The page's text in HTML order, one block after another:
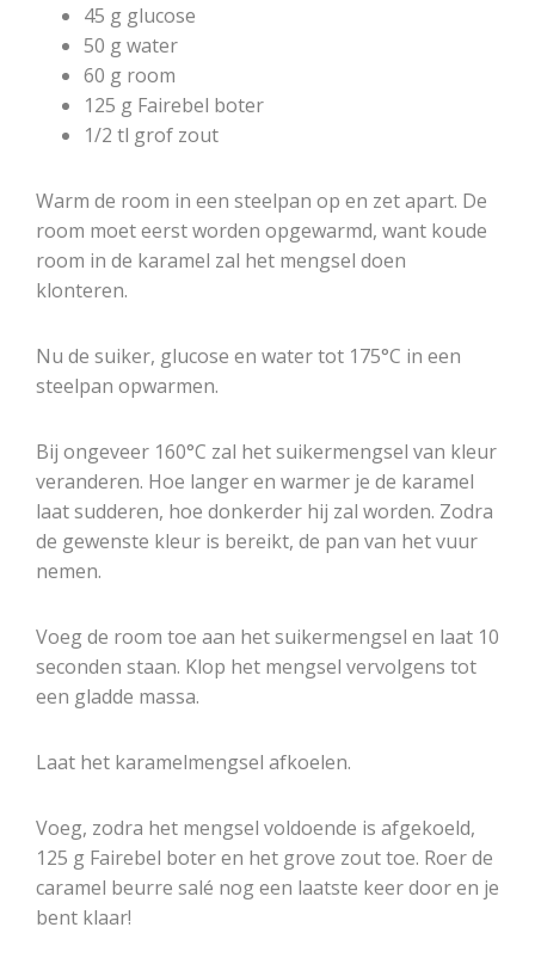
45 g glucose
50 g water
60 g room
125 g Fairebel boter
1/2 tl grof zout
Warm de room in een steelpan op en zet apart. De
room moet eerst worden opgewarmd, want koude
room in de karamel zal het mengsel doen
klonteren.
Nu de suiker, glucose en water tot 175°C in een
steelpan opwarmen.
Bij ongeveer 160°C zal het suikermengsel van kleur
veranderen. Hoe langer en warmer je de karamel
laat sudderen, hoe donkerder hij zal worden. Zodra
de gewenste kleur is bereikt, de pan van het vuur
nemen.
Voeg de room toe aan het suikermengsel en laat 10
seconden staan. Klop het mengsel vervolgens tot
een gladde massa.
Laat het karamelmengsel afkoelen.
Voeg, zodra het mengsel voldoende is afgekoeld,
125 g Fairebel boter en het grove zout toe. Roer de
caramel beurre salé nog een laatste keer door en je
bent klaar!